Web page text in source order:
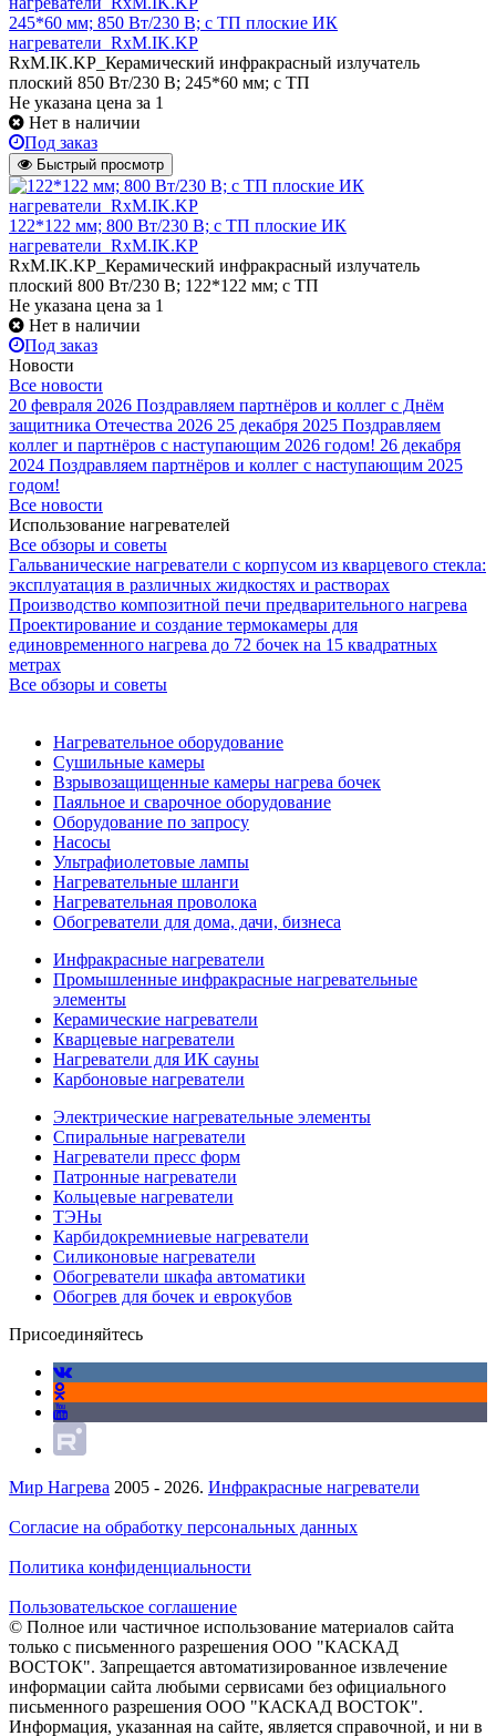
245*60 мм; 850 Вт/230 В; с ТП плоские ИК
нагреватели_RxM.IK.KP
RxM.IK.KP_Керамический инфракрасный излучатель
плоский 850 Вт/230 В; 245*60 мм; с ТП
Не указана цена за 1
Нет в наличии
Под заказ
Быстрый просмотр
122*122 мм; 800 Вт/230 В; с ТП плоские ИК
нагреватели_RxM.IK.KP
RxM.IK.KP_Керамический инфракрасный излучатель
плоский 800 Вт/230 В; 122*122 мм; с ТП
Не указана цена за 1
Нет в наличии
Под заказ
Новости
Все новости
20 февраля 2026 Поздравляем партнёров и коллег с Днём
защитника Отечества 2026 25 декабря 2025 Поздравляем
коллег и партнёров с наступающим 2026 годом! 26 декабря
2024 Поздравляем партнёров и коллег с наступающим 2025
годом!
Все новости
Использование нагревателей
Все обзоры и советы
Гальванические нагреватели с корпусом из кварцевого стекла:
эксплуатация в различных жидкостях и растворах
Производство композитной печи предварительного нагрева
Проектирование и создание термокамеры для
единовременного нагрева до 72 бочек на 15 квадратных
метрах
Все обзоры и советы
Нагревательное оборудование
Сушильные камеры
Взрывозащищенные камеры нагрева бочек
Паяльное и сварочное оборудование
Оборудование по запросу
Насосы
Ультрафиолетовые лампы
Нагревательные шланги
Нагревательная проволока
Обогреватели для дома, дачи, бизнеса
Инфракрасные нагреватели
Промышленные инфракрасные нагревательные
элементы
Керамические нагреватели
Кварцевые нагреватели
Нагреватели для ИК сауны
Карбоновые нагреватели
Электрические нагревательные элементы
Спиральные нагреватели
Нагреватели пресс форм
Патронные нагреватели
Кольцевые нагреватели
ТЭНы
Карбидокремниевые нагреватели
Силиконовые нагреватели
Обогреватели шкафа автоматики
Обогрев для бочек и еврокубов
Присоединяйтесь
Мир Нагрева 2005 - 2026. Инфракрасные нагреватели
Согласие на обработку персональных данных
Политика конфиденциальности
Пользовательское соглашение
© Полное или частичное использование материалов сайта
только с письменного разрешения ООО "КАСКАД
ВОСТОК". Запрещается автоматизированное извлечение
информации сайта любыми сервисами без официального
письменного разрешения ООО "КАСКАД ВОСТОК".
Информация, указанная на сайте, является справочной, и ни в